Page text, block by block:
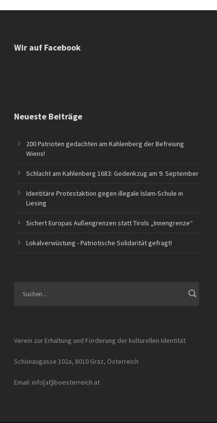
Wir auf Facebook
Neueste Beiträge
200 Patrioten gedachten am Kahlenberg der Befreiung
Wiens!
Schlacht am Kahlenberg 1683: Gedenkzug am 9. September
Identitäre Protestaktion gegen illegale Islam-Schule in
Liesing
Sichert Europas Außengrenzen statt Tirols „Innengrenze“
Lokalverwüstung - Patriotische Solidarität gefragt!
Verein zur Erhaltung und Förderung der kulturellen Identität
Schönaugasse 102a, 8010 Graz, Österreich
Email: info[at]iboesterreich.at